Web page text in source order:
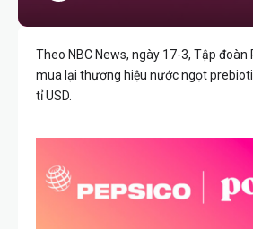
Theo NBC News, ngày 17-3, Tập đoàn
mua lại thương hiệu nước ngọt
tỉ USD.